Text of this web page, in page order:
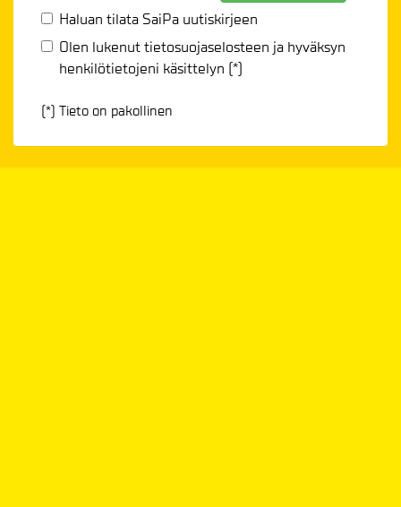
Haluan tilata SaiPa uutiskirjeen
Olen lukenuttietosuojaselosteen ja hyväksyn
henkilötietojeni käsittelyn (*)
(*) Tieto on pakollinen